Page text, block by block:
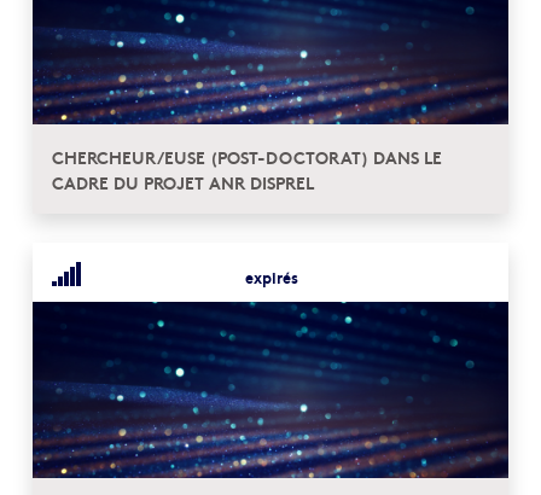
CHERCHEUR/EUSE (POST-DOCTORAT) DANS LE
CADRE DU PROJET ANR DISPREL
expirés